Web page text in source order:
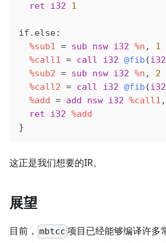
  ret
i32 1
if.else:
  %sub1
= sub nsw i32 %n , 1
  %call1
= call i32 @fib (i32
  %sub2
= sub nsw i32 %n , 2
  %call2
= call i32 @fib (i32
  %add
= add nsw i32 %call1 ,
  ret
i32 %add
}
这正是我们想要的IR。
展望
目前， mbtcc 项目已经能够编译许多